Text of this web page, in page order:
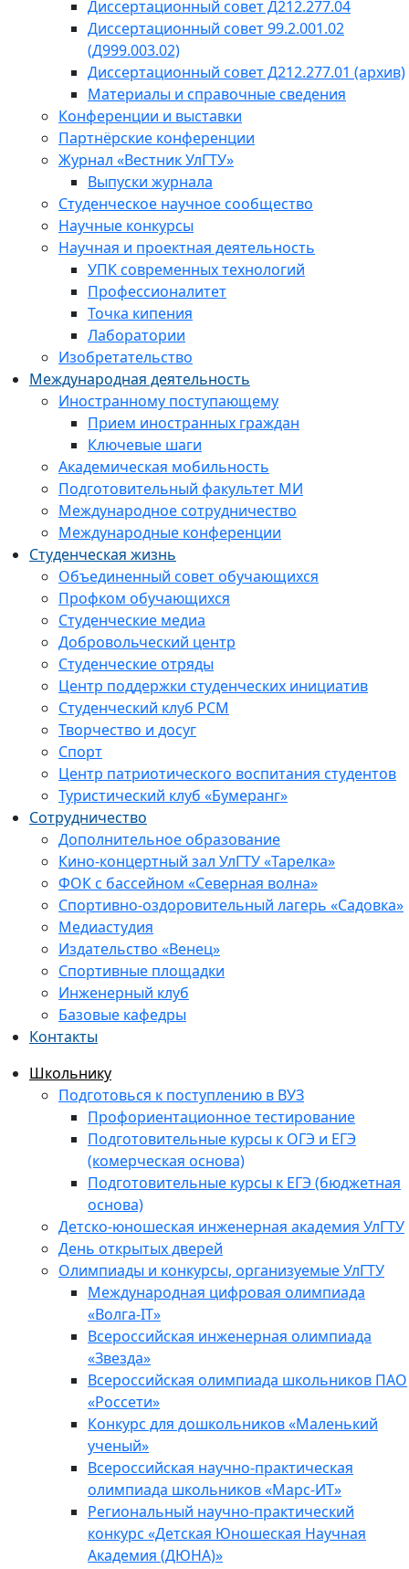
Диссертационный совет Д212.277.04
Диссертационный совет 99.2.001.02
(Д999.003.02)
Диссертационный совет Д212.277.01 (архив)
Материалы и справочные сведения
Конференции и выставки
Партнёрские конференции
Журнал «Вестник УлГТУ»
Выпуски журнала
Студенческое научное сообщество
Научные конкурсы
Научная и проектная деятельность
УПК современных технологий
Профессионалитет
Точка кипения
Лаборатории
Изобретательство
Международная деятельность
Иностранному поступающему
Прием иностранных граждан
Ключевые шаги
Академическая мобильность
Подготовительный факультет МИ
Международное сотрудничество
Международные конференции
Студенческая жизнь
Объединенный совет обучающихся
Профком обучающихся
Студенческие медиа
Добровольческий центр
Студенческие отряды
Центр поддержки студенческих инициатив
Студенческий клуб РСМ
Творчество и досуг
Спорт
Центр патриотического воспитания студентов
Туристический клуб «Бумеранг»
Сотрудничество
Дополнительное образование
Кино-концертный зал УлГТУ «Тарелка»
ФОК с бассейном «Северная волна»
Спортивно-оздоровительный лагерь «Садовка»
Медиастудия
Издательство «Венец»
Спортивные площадки
Инженерный клуб
Базовые кафедры
Контакты
Школьнику
Подготовься к поступлению в ВУЗ
Профориентационное тестирование
Подготовительные курсы к ОГЭ и ЕГЭ
(комерческая основа)
Подготовительные курсы к ЕГЭ (бюджетная
основа)
Детско-юношеская инженерная академия УлГТУ
День открытых дверей
Олимпиады и конкурсы, организуемые УлГТУ
Международная цифровая олимпиада
«Волга-IT»
Всероссийская инженерная олимпиада
«Звезда»
Всероссийская олимпиада школьников ПАО
«Россети»
Конкурс для дошкольников «Маленький
ученый»
Всероссийская научно-практическая
олимпиада школьников «Марс-ИТ»
Региональный научно-практический
конкурс «Детская Юношеская Научная
Академия (ДЮНА)»